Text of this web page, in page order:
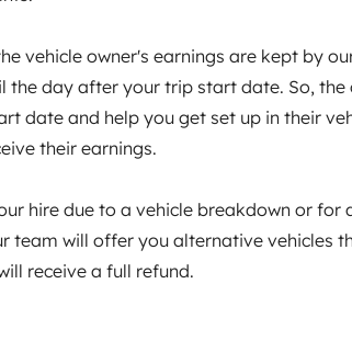
vehicle owner's earnings are kept by
day after your trip start date. So, the
date and help you get set up in their
their earnings.
hire due to a vehicle breakdown or for
team will offer you alternative vehicles
receive a full refund.
2.78 m